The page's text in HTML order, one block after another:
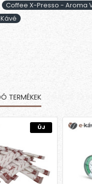
Coffee X-Presso - Aroma
TERMÉKEK
ÚJ